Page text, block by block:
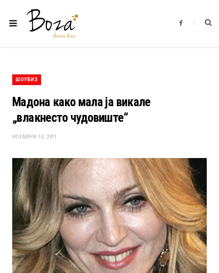
F
b
ШОУБИЗ
Мадона како мала ја викале
„влакнесто чудовиште“
НОЕМВРИ 13, 2011